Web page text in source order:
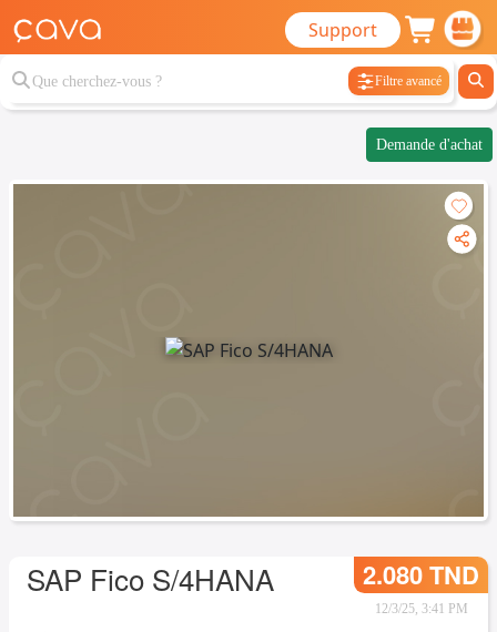
Support
Filtre avancé
Demande d'achat
SAP Fico S/4HANA 2.080 TND
12/3/25, 3:41 PM